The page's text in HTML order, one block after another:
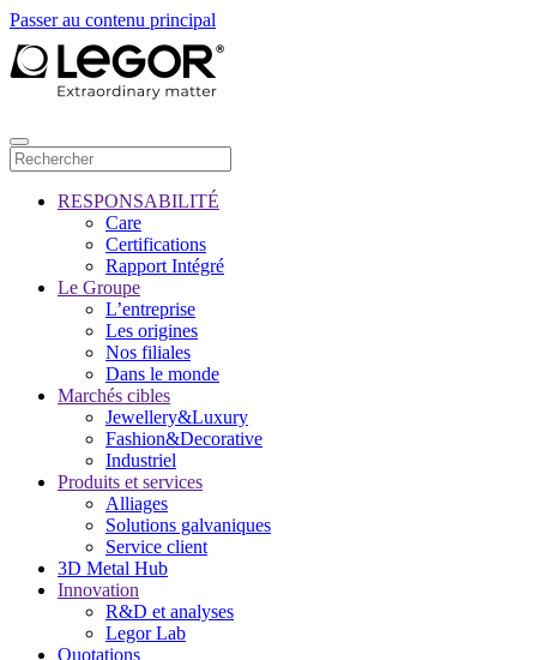
Passer au contenu principal
RESPONSABILITÉ
Care
Certifications
Rapport Intégré
Le Groupe
L’entreprise
Les origines
Nos filiales
Dans le monde
Marchés cibles
Jewellery&Luxury
Fashion&Decorative
Industriel
Produits et services
Alliages
Solutions galvaniques
Service client
3D Metal Hub
Innovation
R&D et analyses
Legor Lab
Quotations